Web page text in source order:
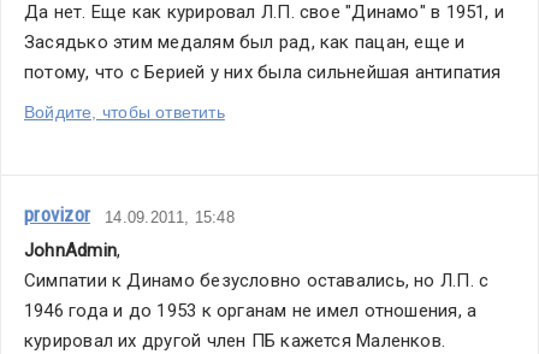
Да нет. Еще как курировал Л.П. свое "Динамо" в 1951, и
Засядько этим медалям был рад, как пацан, еще и
потому, что с Берией у них была сильнейшая антипатия
Войдите, чтобы ответить
provizor 14.09.2011, 15:48
JohnAdmin,
Симпатии к Динамо безусловно оставались, но Л.П. с
1946 года и до 1953 к органам не имел отношения, а
курировал их другой член ПБ кажется Маленков.